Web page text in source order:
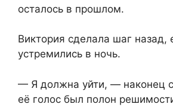
осталось в прошлом.
Виктория сделала шаг назад,
устремились в ночь.
— Я должна уйти, — наконец
её голос был полон